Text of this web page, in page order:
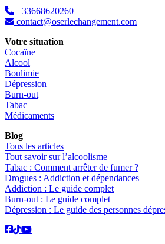
+33668620260
contact@oserlechangement.com
Votre situation
Cocaïne
Alcool
Boulimie
Dépression
Burn-out
Tabac
Médicaments
Blog
Tous les articles
Tout savoir sur l’alcoolisme
Tabac : Comment arrêter de fumer ?
Drogues : Addiction et dépendances
Addiction : Le guide complet
Burn-out : Le guide complet
Dépression : Le guide des personnes